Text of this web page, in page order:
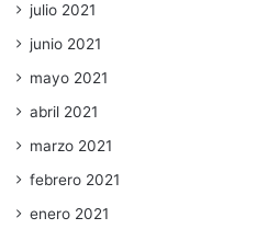
julio 2021
junio 2021
mayo 2021
abril 2021
marzo 2021
febrero 2021
enero 2021